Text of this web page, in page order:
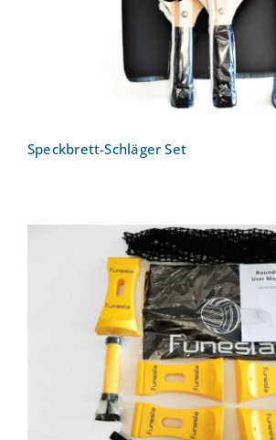
Speckbrett-Schläger Set
Spikeball (Funesla)